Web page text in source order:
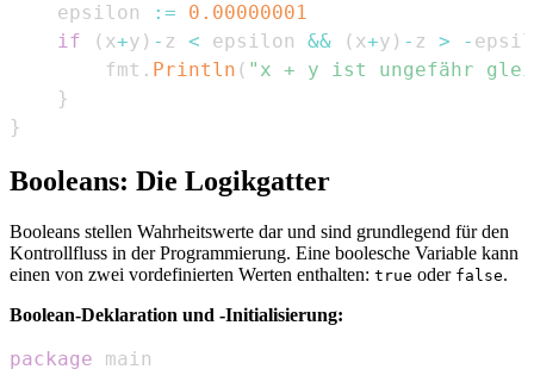
	epsilon
:=
0.00000001
if
( x+y ) - z < epsilon && ( x+y ) - z > -
		fmt
. Println ( "x + y ist ungefähr
}
}
Booleans: Die Logikgatter
Booleans stellen Wahrheitswerte dar und sind grundlegend für den
Kontrollfluss in der Programmierung. Eine boolesche Variable kann
einen von zwei vordefinierten Werten enthalten: true oder false.
Boolean-Deklaration und -Initialisierung:
package